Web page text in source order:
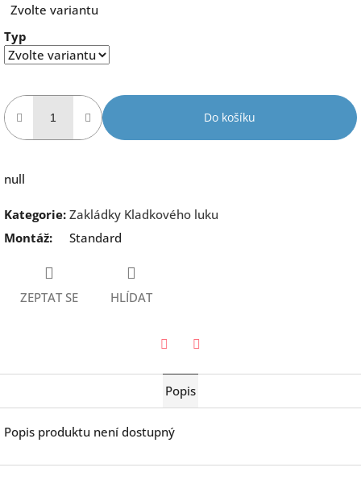
cena:
Zvolte variantu
Typ
Do košíku
null
Kategorie: Zakládky Kladkového luku
Montáž: Standard
ZEPTAT SE HLÍDAT
Popis
Popis produktu není dostupný